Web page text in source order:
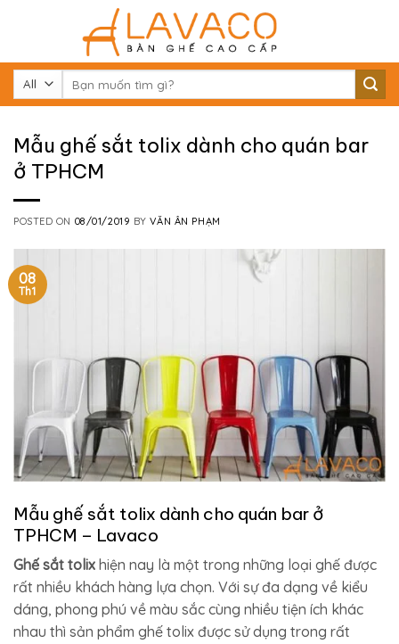
kiếm:
Mẫu ghế sắt tolix dành cho quán bar
ở TPHCM
POSTED ON 08/01/2019 BYVĂN ÂN PHẠM
08
Th1
Mẫu ghế sắt tolix dành cho quán bar ở
TPHCM – Lavaco
Ghế sắt tolix hiện nay là một trong những loại ghế được
rất nhiều khách hàng lựa chọn. Với sự đa dạng về kiểu
dáng, phong phú về màu sắc cùng nhiều tiện ích khác
nhau thì sản phẩm ghế tolix được sử dụng trong rất